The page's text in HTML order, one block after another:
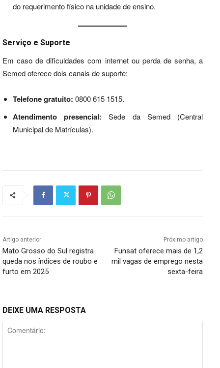
do requerimento físico na unidade de ensino.
Serviço e Suporte
Em caso de dificuldades com internet ou perda de senha, a
Semed oferece dois canais de suporte:
Telefone gratuito: 0800 615 1515.
Atendimento presencial: Sede da Semed (Central
Municipal de Matrículas).
Artigo anterior
Mato Grosso do Sul registra
queda nos índices de roubo e
furto em 2025
Próximo artigo
Funsat oferece mais de 1,2
mil vagas de emprego nesta
sexta-feira
DEIXE UMA RESPOSTA